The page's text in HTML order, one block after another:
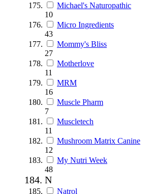
Michael's Naturopathic
10
Micro Ingredients
43
Mommy's Bliss
27
Motherlove
11
MRM
16
Muscle Pharm
7
Muscletech
11
Mushroom Matrix Canine
12
My Nutri Week
48
N
Natrol